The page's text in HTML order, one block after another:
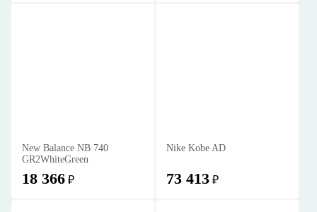
New Balance NB 740
GR2WhiteGreen
18 366 ₽
Nike Kobe AD
73 413 ₽